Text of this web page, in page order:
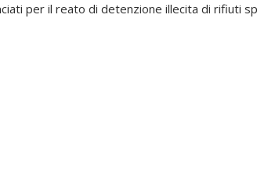
per il reato di detenzione illecita di rifiuti